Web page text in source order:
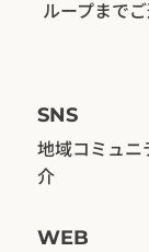
SNS
地域コミュニ
介
WEB
ループまで